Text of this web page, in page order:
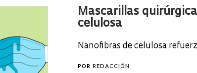
Mascarillas
celulosa
Nanofibras de celulosa
POR REDACCIÓN